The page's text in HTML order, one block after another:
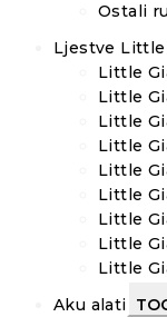
Ostali
Ljestve
Little
Little
Little
Little
Little
Little
Little
Little
Little
Aku alati